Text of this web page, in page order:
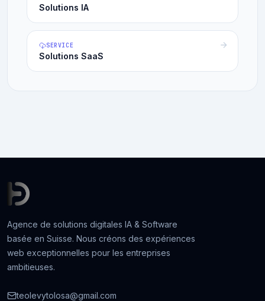
Solutions IA
SERVICE
Solutions SaaS
Agence de solutions digitales IA & Software
basée en Suisse. Nous créons des expériences
web exceptionnelles pour les entreprises
ambitieuses.
teolevytolosa@gmail.com